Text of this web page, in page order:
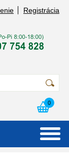
Registrácia
0